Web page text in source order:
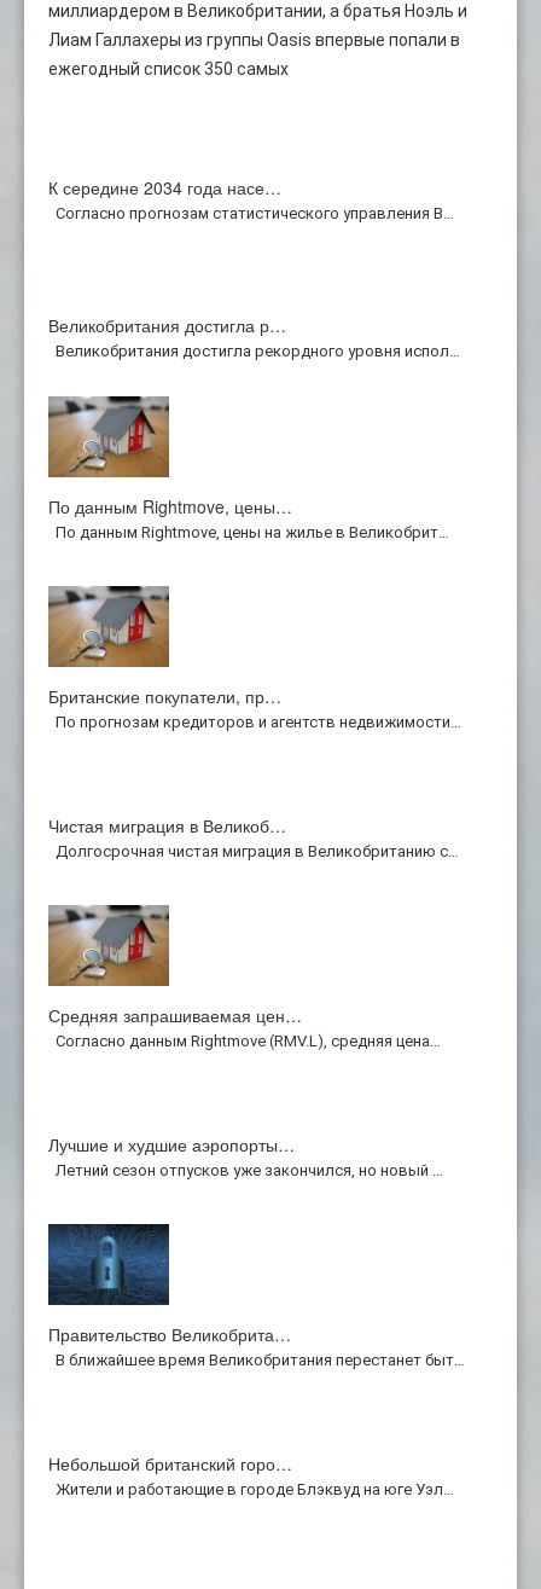
миллиардером в Великобритании, а братья Ноэль и
Лиам Галлахеры из группы Oasis впервые попали в
ежегодный список 350 самых
К середине 2034 года насе…
Согласно прогнозам статистического управления В…
Великобритания достигла р…
Великобритания достигла рекордного уровня испол…
По данным Rightmove, цены…
По данным Rightmove, цены на жилье в Великобрит…
Британские покупатели, пр…
По прогнозам кредиторов и агентств недвижимости…
Чистая миграция в Великоб…
Долгосрочная чистая миграция в Великобританию с…
Средняя запрашиваемая цен…
Согласно данным Rightmove (RMV.L), средняя цена…
Лучшие и худшие аэропорты…
Летний сезон отпусков уже закончился, но новый …
Правительство Великобрита…
В ближайшее время Великобритания перестанет быт…
Небольшой британский горо…
Жители и работающие в городе Блэквуд на юге Уэл…